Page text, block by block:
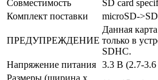
Совместимость
SD card
Комплект поставки
microSD-
ПРЕДУПРЕЖДЕНИЕ
Данная
только в
SDHC.
Напряжение питания 3.3 В (2.7-
Размеры (ширина х